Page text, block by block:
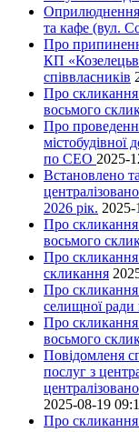
Оприлюднення
та кафе (вул.
Про
КП
співвласників
Про скликання
восьмого
Про
містобудівної
по СЕО 2025-
Встановлено
2026 рік. 2025-
Про скликання
восьмого
Про скликання
скликання
Про скликання
селищної ради
Про скликання
восьмого
Повідомленя
послуг з
2025-08-19
Про скликання